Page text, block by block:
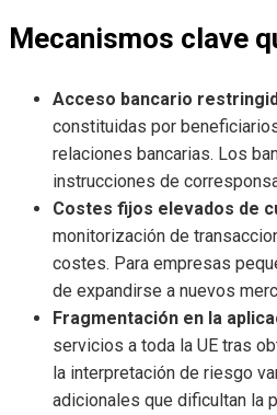
Mecanismos clave
Acceso bancario
constituidas por
relaciones bancarias. Los
instrucciones de
Costes fijos elevados de
monitorización de
costes. Para empresas
de expandirse a nuevos
Fragmentación en la
servicios a toda la UE tras
la interpretación de riesgo
adicionales que dificultan la